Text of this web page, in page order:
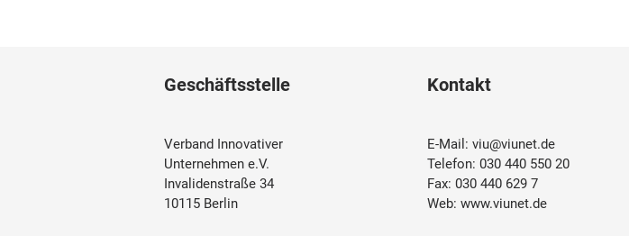
Geschäftsstelle
Verband Innovativer
Unternehmen e.V.
Invalidenstraße 34
10115 Berlin
Kontakt
E-Mail: viu@viunet.de
Telefon: 030 440 550 20
Fax: 030 440 629 7
Web: www.viunet.de